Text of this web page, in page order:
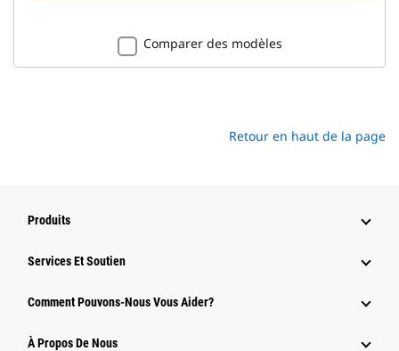
Comparer des modèles
Retour en haut de la page
Produits
Services Et Soutien
Comment Pouvons-Nous Vous Aider?
À Propos De Nous